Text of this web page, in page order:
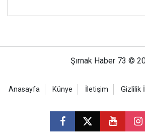
Şırnak Haber 73 ©
Anasayfa Künye İletişim Gizlilik